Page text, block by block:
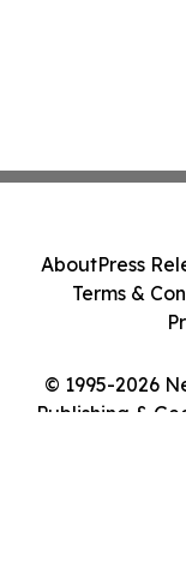
© 1995-2026
Publishing &
AboutPress
Terms &